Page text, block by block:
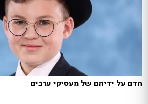
הדם על ידיהם של מעסיקי ערבים